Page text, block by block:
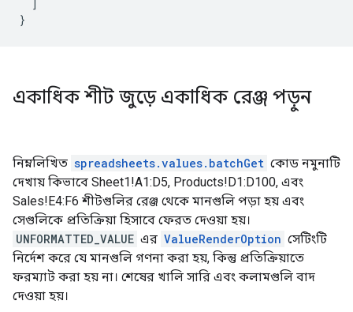
}
একাধিক শীট জুড়ে একাধিক রেঞ্জ পড়ুন
নিম্নলিখিত spreadsheets.values.batchGet কোড নমুনাটি
দেখায় কিভাবে Sheet1!A1:D5, Products!D1:D100, এবং
Sales!E4:F6 শীটগুলির রেঞ্জ থেকে মানগুলি পড়া হয় এবং
সেগুলিকে প্রতিক্রিয়া হিসাবে ফেরত দেওয়া হয়।
UNFORMATTED_VALUE এর ValueRenderOption সেটিংটি
নির্দেশ করে যে মানগুলি গণনা করা হয়, কিন্তু প্রতিক্রিয়াতে
ফরম্যাট করা হয় না। শেষের খালি সারি এবং কলামগুলি বাদ
দেওয়া হয়।